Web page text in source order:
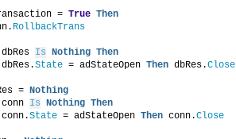
= True Then
RollbackTrans
dbRes Is Nothing Then
dbRes.State = adStateOpen Then dbRes.Close
= Nothing
conn Is Nothing Then
conn.State = adStateOpen Then conn.Close